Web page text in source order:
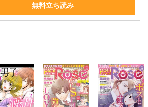
無料立ち読み